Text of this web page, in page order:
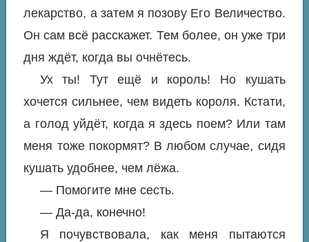
лекарство, а затем я позову Его Величество.
Он сам всё расскажет. Тем более, он уже три
дня ждёт, когда вы очнётесь.
Ух ты! Тут ещё и король! Но кушать
хочется сильнее, чем видеть короля. Кстати,
а голод уйдёт, когда я здесь поем? Или там
меня тоже покормят? В любом случае, сидя
кушать удобнее, чем лёжа.
— Помогите мне сесть.
— Да-да, конечно!
Я почувствовала, как меня пытаются